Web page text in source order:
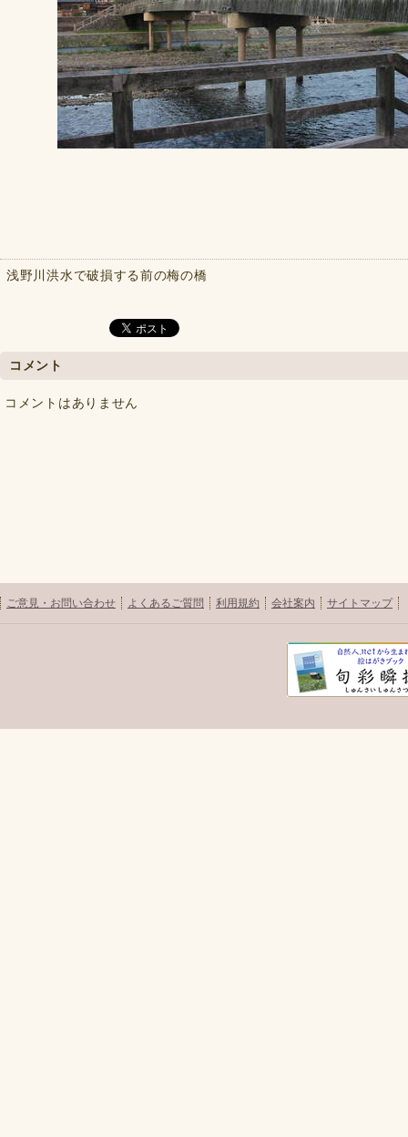
浅野川洪水で破損する前の梅の橋
コメント
コメントはありません
ご意見・お問い合わせ よくあるご質問 利用規約 会社案内 サイトマップ